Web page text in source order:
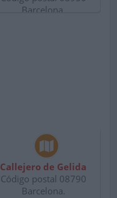
Barcelona.
Callejero de Gelida
Código postal 08790
Barcelona.